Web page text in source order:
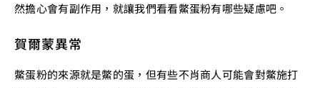
然擔心會有副作用，就讓我們看看鱉蛋粉有哪些疑慮吧。
賀爾蒙異常
鱉蛋粉的來源就是鱉的蛋，但有些不肖商人可能會對鱉施打